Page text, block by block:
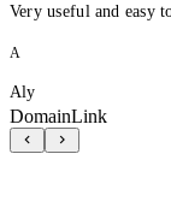
Very useful and easy
A
Aly
DomainLink